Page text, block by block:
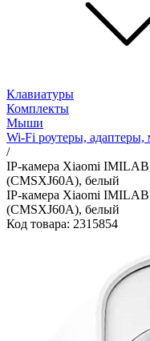
Клавиатуры
Комплекты
Мыши
Wi-Fi роутеры,
/
IP-камера Xiaomi
(CMSXJ60A), белый
IP-камера Xiaomi
(CMSXJ60A), белый
Код товара: 2315854